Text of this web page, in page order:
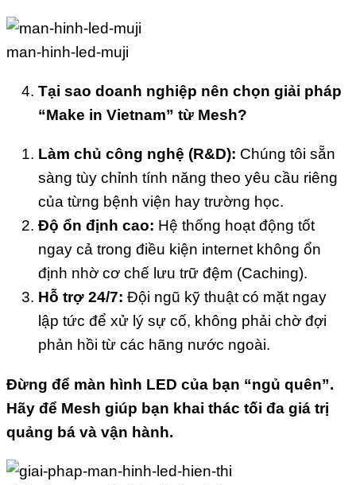
man-hinh-led-muji
Tại sao doanh nghiệp nên chọn giải pháp
“Make in Vietnam” từ Mesh?
Làm chủ công nghệ (R&D): Chúng tôi sẵn
sàng tùy chỉnh tính năng theo yêu cầu riêng
của từng bệnh viện hay trường học.
Độ ổn định cao: Hệ thống hoạt động tốt
ngay cả trong điều kiện internet không ổn
định nhờ cơ chế lưu trữ đệm (Caching).
Hỗ trợ 24/7: Đội ngũ kỹ thuật có mặt ngay
lập tức để xử lý sự cố, không phải chờ đợi
phản hồi từ các hãng nước ngoài.
Đừng để màn hình LED của bạn “ngủ quên”.
Hãy để Mesh giúp bạn khai thác tối đa giá trị
quảng bá và vận hành.